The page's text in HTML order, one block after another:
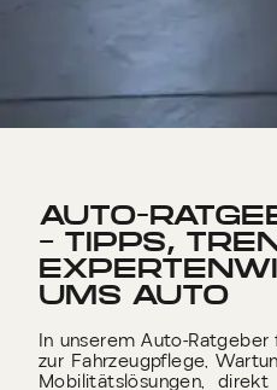
AUTO-
– TIPPS,
UMS AUTO​
In unserem Auto-
zur Fahrzeugpflege,
Mobilitätslösungen,